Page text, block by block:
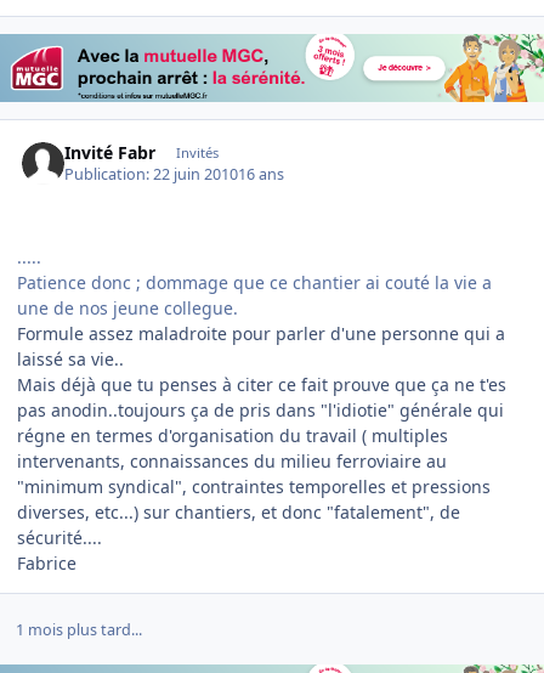
Invité Fabr Invités
Publication:22 juin 201016 ans
.....
Patience donc ; dommage que ce chantier ai couté la vie a
une de nos jeune collegue.
Formule assez maladroite pour parler d'une personne qui a
laissé sa vie..
Mais déjà que tu penses à citer ce fait prouve que ça ne t'es
pas anodin..toujours ça de pris dans "l'idiotie" générale qui
régne en termes d'organisation du travail ( multiples
intervenants, connaissances du milieu ferroviaire au
"minimum syndical", contraintes temporelles et pressions
diverses, etc...) sur chantiers, et donc "fatalement", de
sécurité....
Fabrice
1 mois plus tard...